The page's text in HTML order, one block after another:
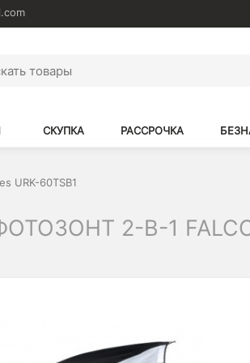
СКУПКА РАССРОЧКА
URK-60TSB1
2-В-1